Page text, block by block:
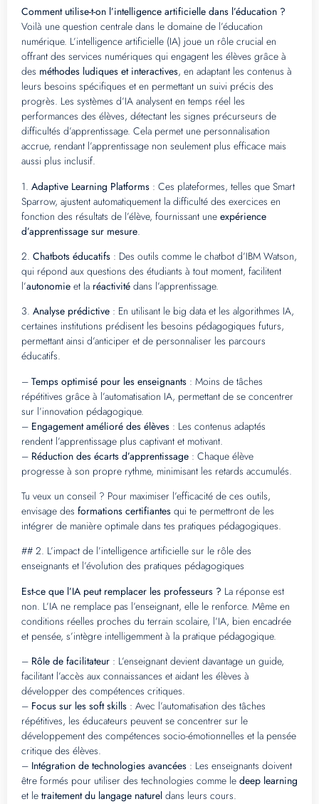
Comment utilise-t-on l’intelligence artificielle dans l’éducation ?
Voilà une question centrale dans le domaine de l’éducation
numérique. L’intelligence artificielle (IA) joue un rôle crucial en
offrant des services numériques qui engagent les élèves grâce à
des méthodes ludiques et interactives, en adaptant les contenus à
leurs besoins spécifiques et en permettant un suivi précis des
progrès. Les systèmes d’IA analysent en temps réel les
performances des élèves, détectant les signes précurseurs de
difficultés d’apprentissage. Cela permet une personnalisation
accrue, rendant l’apprentissage non seulement plus efficace mais
aussi plus inclusif.
1. Adaptive Learning Platforms : Ces plateformes, telles que Smart
Sparrow, ajustent automatiquement la difficulté des exercices en
fonction des résultats de l’élève, fournissant une expérience
d’apprentissage sur mesure.
2. Chatbots éducatifs : Des outils comme le chatbot d’IBM Watson,
qui répond aux questions des étudiants à tout moment, facilitent
l’autonomie et la réactivité dans l’apprentissage.
3. Analyse prédictive : En utilisant le big data et les algorithmes IA,
certaines institutions prédisent les besoins pédagogiques futurs,
permettant ainsi d’anticiper et de personnaliser les parcours
éducatifs.
– Temps optimisé pour les enseignants : Moins de tâches
répétitives grâce à l’automatisation IA, permettant de se concentrer
sur l’innovation pédagogique.
– Engagement amélioré des élèves : Les contenus adaptés
rendent l’apprentissage plus captivant et motivant.
– Réduction des écarts d’apprentissage : Chaque élève
progresse à son propre rythme, minimisant les retards accumulés.
Tu veux un conseil ? Pour maximiser l’efficacité de ces outils,
envisage des formations certifiantes qui te permettront de les
intégrer de manière optimale dans tes pratiques pédagogiques.
## 2. L’impact de l’intelligence artificielle sur le rôle des
enseignants et l’évolution des pratiques pédagogiques
Est-ce que l’IA peut remplacer les professeurs ? La réponse est
non. L’IA ne remplace pas l’enseignant, elle le renforce. Même en
conditions réelles proches du terrain scolaire, l’IA, bien encadrée
et pensée, s’intègre intelligemment à la pratique pédagogique.
– Rôle de facilitateur : L’enseignant devient davantage un guide,
facilitant l’accès aux connaissances et aidant les élèves à
développer des compétences critiques.
– Focus sur les soft skills : Avec l’automatisation des tâches
répétitives, les éducateurs peuvent se concentrer sur le
développement des compétences socio-émotionnelles et la pensée
critique des élèves.
– Intégration de technologies avancées : Les enseignants doivent
être formés pour utiliser des technologies comme le deep learning
et le traitement du langage naturel dans leurs cours.